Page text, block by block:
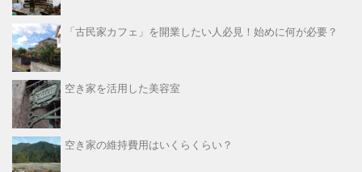
「古民家カフェ」を開業したい人必見！始めに何が必要？
空き家を活用した美容室
空き家の維持費用はいくらくらい？